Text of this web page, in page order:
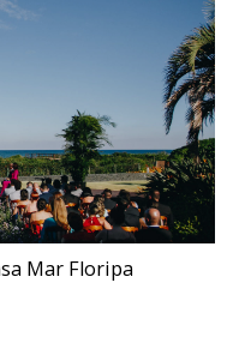
Mar Floripa